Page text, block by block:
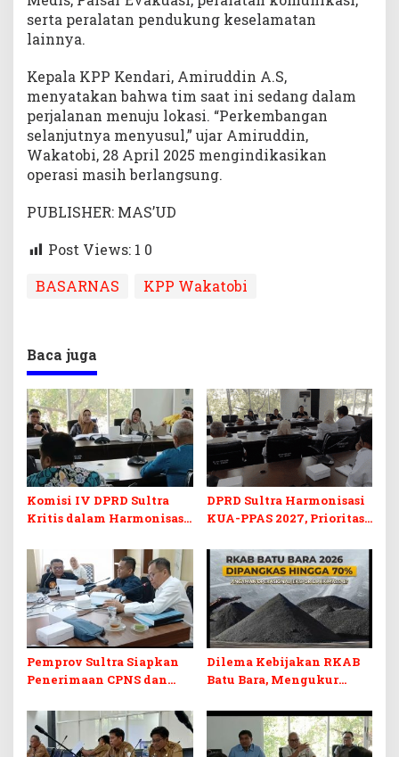
serta peralatan pendukung keselamatan
lainnya.
Kepala KPP Kendari, Amiruddin A.S,
menyatakan bahwa tim saat ini sedang dalam
perjalanan menuju lokasi. “Perkembangan
selanjutnya menyusul,” ujar Amiruddin,
Wakatobi, 28 April 2025 mengindikasikan
operasi masih berlangsung.
PUBLISHER: MAS’UD
Post Views: 1 0
BASARNAS
KPP Wakatobi
Baca juga
Komisi IV DPRD Sultra
Kritis dalam Harmonisasi
Perubahan APBD 2026
DPRD Sultra Harmonisasi
KUA-PPAS 2027, Prioritas
dan Pelunasan Utang
Infrastruktur
Pemprov Sultra Siapkan
Penerimaan CPNS dan
Desak Formasi Disabilitas
Dilema Kebijakan RKAB
Batu Bara, Mengukur
Penerimaan Negara dan
Kepastian Investasi